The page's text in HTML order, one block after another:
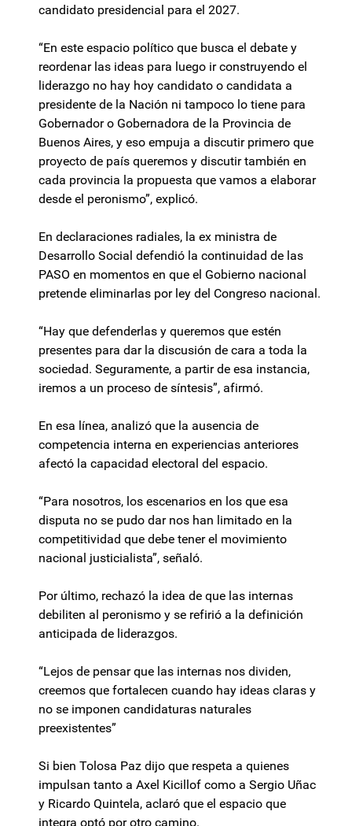
candidato presidencial para el 2027.
“En este espacio político que busca el debate y
reordenar las ideas para luego ir construyendo el
liderazgo no hay hoy candidato o candidata a
presidente de la Nación ni tampoco lo tiene para
Gobernador o Gobernadora de la Provincia de
Buenos Aires, y eso empuja a discutir primero que
proyecto de país queremos y discutir también en
cada provincia la propuesta que vamos a elaborar
desde el peronismo”, explicó.
En declaraciones radiales, la ex ministra de
Desarrollo Social defendió la continuidad de las
PASO en momentos en que el Gobierno nacional
pretende eliminarlas por ley del Congreso nacional.
“Hay que defenderlas y queremos que estén
presentes para dar la discusión de cara a toda la
sociedad. Seguramente, a partir de esa instancia,
iremos a un proceso de síntesis”, afirmó.
En esa línea, analizó que la ausencia de
competencia interna en experiencias anteriores
afectó la capacidad electoral del espacio.
“Para nosotros, los escenarios en los que esa
disputa no se pudo dar nos han limitado en la
competitividad que debe tener el movimiento
nacional justicialista”, señaló.
Por último, rechazó la idea de que las internas
debiliten al peronismo y se refirió a la definición
anticipada de liderazgos.
“Lejos de pensar que las internas nos dividen,
creemos que fortalecen cuando hay ideas claras y
no se imponen candidaturas naturales
preexistentes”
Si bien Tolosa Paz dijo que respeta a quienes
impulsan tanto a Axel Kicillof como a Sergio Uñac
y Ricardo Quintela, aclaró que el espacio que
integra optó por otro camino.